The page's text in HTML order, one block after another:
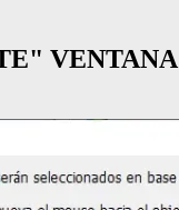
VENTANA